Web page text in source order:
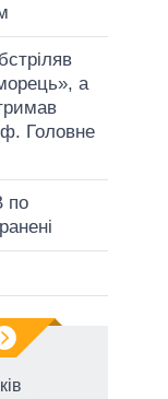
а
Головне
по